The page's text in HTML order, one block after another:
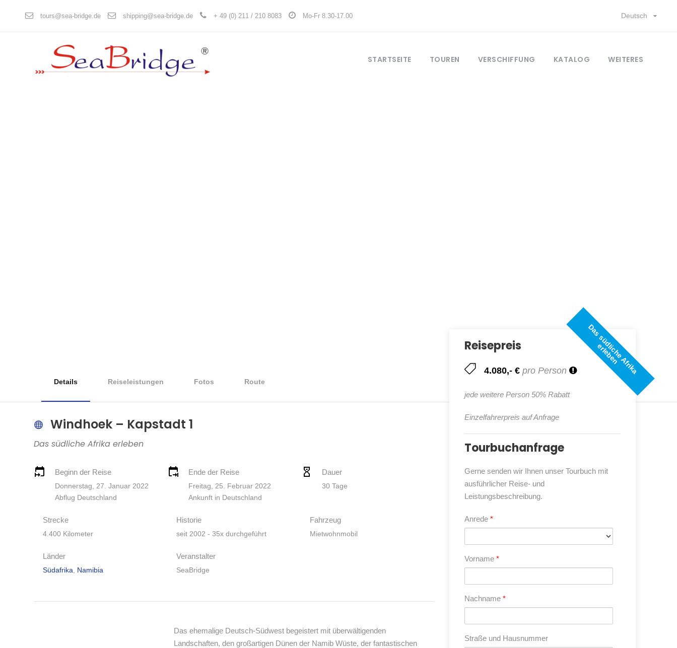
tours@sea-bridge.de shipping@sea-bridge.de + 49 (0) 211 / 210 8083 Mo-Fr 8.30-17.00 Deutsch
STARTSEITE TOUREN VERSCHIFFUNG KATALOG WEITERES
D
a
s
s
ü
d
l
i
c
h
e
A
f
r
i
k
a
e
r
l
e
b
e
n
Reisepreis
4.080,- € pro Person
jede weitere Person 50% Rabatt
Einzelfahrerpreis auf Anfrage
Tourbuchanfrage
Gerne senden wir Ihnen unser Tourbuch mit
ausführlicher Reise- und
Leistungsbeschreibung.
Anrede *
Vorname *
Nachname *
Straße und Hausnummer
Details Reiseleistungen Fotos Route
Windhoek – Kapstadt 1
Das südliche Afrika erleben
Beginn der Reise
Donnerstag, 27. Januar 2022
Abflug Deutschland
Ende der Reise
Freitag, 25. Februar 2022
Ankunft in Deutschland
Dauer
30 Tage
Strecke
4.400 Kilometer
Historie
seit 2002 - 35x durchgeführt
Fahrzeug
Mietwohnmobil
Länder
Südafrika Namibia
Veranstalter
SeaBridge
Das ehemalige Deutsch-Südwest begeistert mit überwältigenden
Landschaften, den großartigen Dünen der Namib Wüste, der fantastischen